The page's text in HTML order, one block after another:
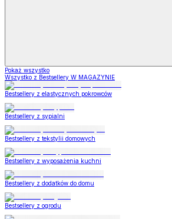
Pokaż wszystko
Wszystko z Bestsellery W MAGAZYNIE
Bestsellery z elastycznych pokrowców
Bestsellery z sypialni
Bestsellery z tekstylii domowych
Bestsellery z wyposażenia kuchni
Bestsellery z dodatków do domu
Bestsellery z ogrodu